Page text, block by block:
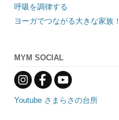
呼吸を調律する
ヨーガでつながる大きな家族！
MYM SOCIAL
Youtube さまらさの台所